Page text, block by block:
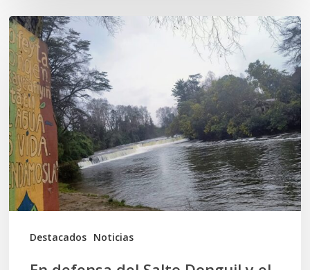
Destacados Noticias
En
defensa
del
Salto
Donguil
y
el
territorio
Kuzpe
Mapu